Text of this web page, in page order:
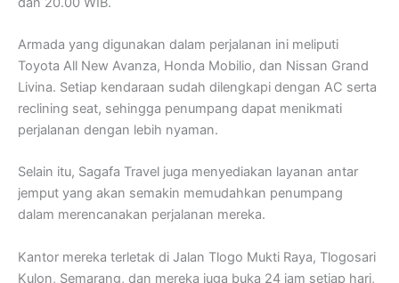
Armada yang digunakan dalam perjalanan ini meliputi
Toyota All New Avanza, Honda Mobilio, dan Nissan Grand
Livina. Setiap kendaraan sudah dilengkapi dengan AC serta
reclining seat, sehingga penumpang dapat menikmati
perjalanan dengan lebih nyaman.
Selain itu, Sagafa Travel juga menyediakan layanan antar
jemput yang akan semakin memudahkan penumpang
dalam merencanakan perjalanan mereka.
Kantor mereka terletak di Jalan Tlogo Mukti Raya, Tlogosari
Kulon, Semarang, dan mereka juga buka 24 jam setiap hari,